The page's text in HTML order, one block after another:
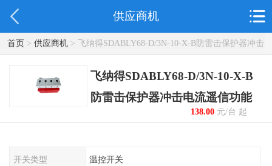
供应商机
首页> 供应商机> 飞纳得SDABLY68-D/3N-10-X-B防雷击保护器冲击
电流遥信功能
飞纳得SDABLY68-D/3N-10-X-B
防雷击保护器冲击电流遥信功能
138.00元/台 起
开关类型 温控开关